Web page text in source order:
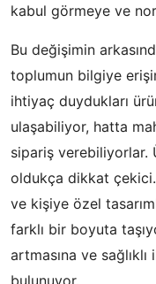
kabul görmeye ve
Bu değişimin
toplumun bilgiye
ihtiyaç duydukları
ulaşabiliyor, hatta
sipariş verebiliyorlar.
oldukça dikkat çekici.
ve kişiye özel
farklı bir boyuta
artmasına ve
bulunuyor.